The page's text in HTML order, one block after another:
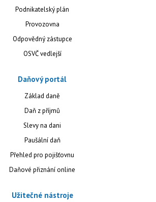
Podnikatelský plán
Provozovna
Odpovědný zástupce
OSVČ vedlejší
Daňový portál
Základ daně
Daň z příjmů
Slevy na dani
Paušální daň
Přehled pro pojišťovnu
Daňové přiznání online
Užitečné nástroje